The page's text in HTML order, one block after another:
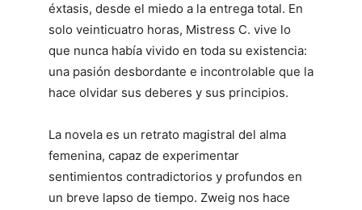
éxtasis, desde el miedo a la entrega total. En
solo veinticuatro horas, Mistress C. vive lo
que nunca había vivido en toda su existencia:
una pasión desbordante e incontrolable que la
hace olvidar sus deberes y sus principios.
La novela es un retrato magistral del alma
femenina, capaz de experimentar
sentimientos contradictorios y profundos en
un breve lapso de tiempo. Zweig nos hace